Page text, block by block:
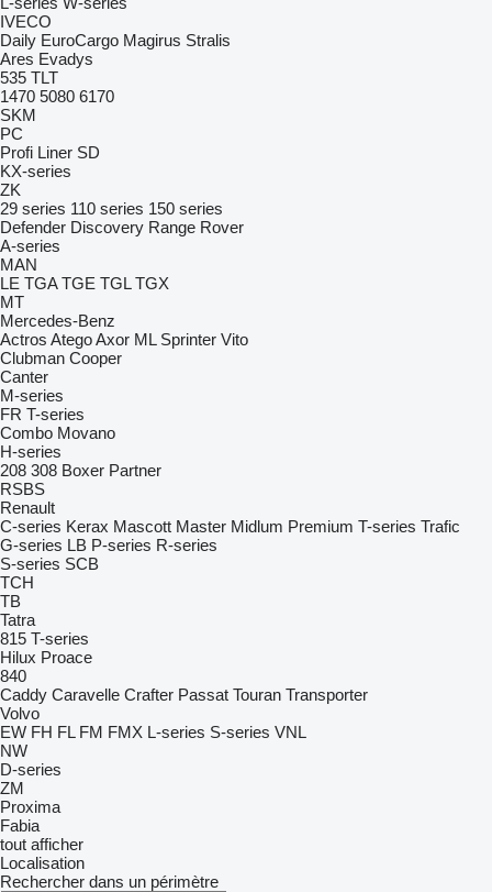
IVECO
Daily EuroCargo Magirus Stralis
Ares Evadys
535 TLT
1470 5080 6170
SKM
PC
Profi Liner SD
KX-series
ZK
29 series 110 series 150 series
Defender Discovery Range Rover
A-series
MAN
LE TGA TGE TGL TGX
MT
Mercedes-Benz
Actros AtegoAxor ML Sprinter Vito
Clubman Cooper
Canter
M-series
FR T-series
Combo Movano
H-series
208 308 Boxer Partner
RSBS
Renault
C-series Kerax Mascott Master Midlum Premium T-series Trafic
G-series LB P-series R-series
S-series SCB
TCH
TB
Tatra
815 T-series
Hilux Proace
840
Caddy Caravelle Crafter Passat Touran Transporter
Volvo
EW FH FL FM FMX L-series S-series VNL
NW
D-series
ZM
Proxima
Fabia
tout afficher
Localisation
Rechercher dans un périmètre